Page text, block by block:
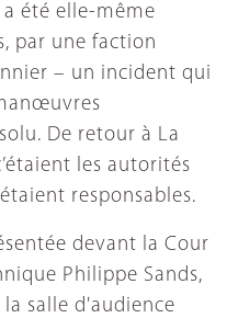
a été elle-même
par une faction
– un incident qui
De retour à La
les autorités
responsables.
devant la Cour
Philippe Sands,
salle d'audience